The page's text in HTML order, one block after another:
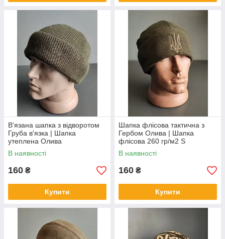
В'язана шапка з відворотом
Груба в'язка | Шапка
утеплена Олива
В наявності
160 ₴
Купити
Шапка флісова тактична з
Гербом Олива | Шапка
флісова 260 гр/м2 S
В наявності
160 ₴
Купити